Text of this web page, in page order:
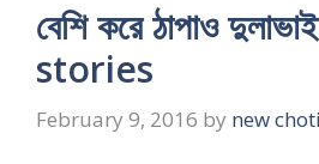
বেশি করে ঠাপাও
stories
February 9, 2016 by new